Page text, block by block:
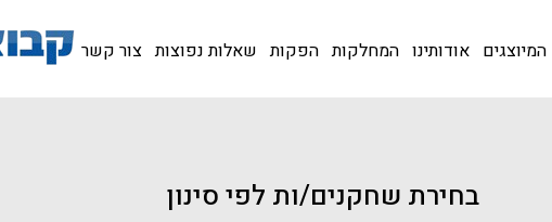
המיוצגים אודותינו המחלקות הפקות שאלות נפוצות צור קשר
בחירת שחקנים/ות לפי סינון